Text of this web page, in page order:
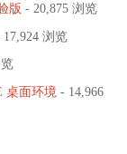
版 - 20,875 浏览
17,924 浏览
桌面环境- 14,966